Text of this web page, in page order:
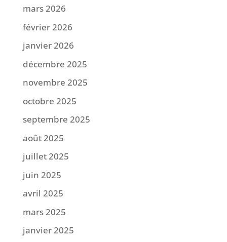
mars 2026
février 2026
janvier 2026
décembre 2025
novembre 2025
octobre 2025
septembre 2025
août 2025
juillet 2025
juin 2025
avril 2025
mars 2025
janvier 2025